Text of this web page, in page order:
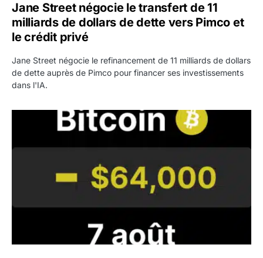
Jane Street négocie le transfert de 11
milliards de dollars de dette vers Pimco et
le crédit privé
Jane Street négocie le refinancement de 11 milliards de dollars
de dette auprès de Pimco pour financer ses investissements
dans l'IA.
Bitcoin stagne à 64 000 dollars pendant que les